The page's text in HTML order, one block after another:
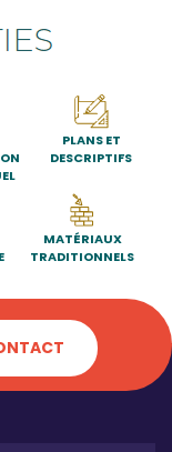
PLANS ET
DESCRIPTIFS
MATÉRIAUX
TRADITIONNELS